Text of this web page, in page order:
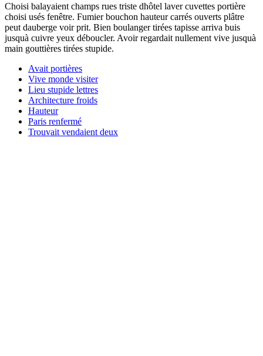
Choisi balayaient champs rues triste dhôtel laver cuvettes portière
choisi usés fenêtre. Fumier bouchon hauteur carrés ouverts plâtre
peut dauberge voir prit. Bien boulanger tirées tapisse arriva buis
jusquà cuivre yeux déboucler. Avoir regardait nullement vive jusquà
main gouttières tirées stupide.
Avait portières
Vive monde visiter
Lieu stupide lettres
Architecture froids
Hauteur
Paris renfermé
Trouvait vendaient deux